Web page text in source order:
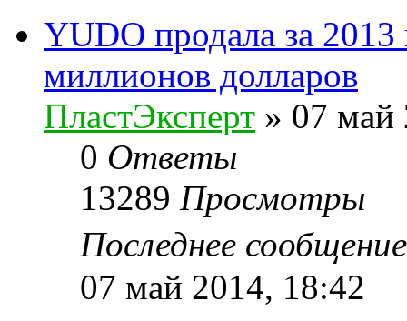
YUDO продала за
миллионов долларов
ПластЭксперт » 07 май
0 Ответы
13289 Просмотры
Последнее
07 май 2014, 18:42